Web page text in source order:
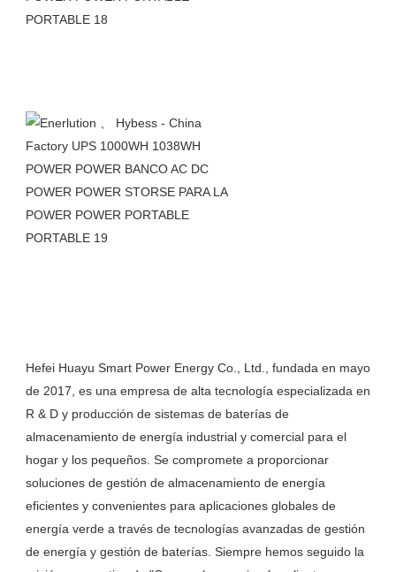
Hefei Huayu Smart Power Energy Co., Ltd., fundada en mayo
de 2017, es una empresa de alta tecnología especializada en
R & D y producción de sistemas de baterías de
almacenamiento de energía industrial y comercial para el
hogar y los pequeños. Se compromete a proporcionar
soluciones de gestión de almacenamiento de energía
eficientes y convenientes para aplicaciones globales de
energía verde a través de tecnologías avanzadas de gestión
de energía y gestión de baterías. Siempre hemos seguido la